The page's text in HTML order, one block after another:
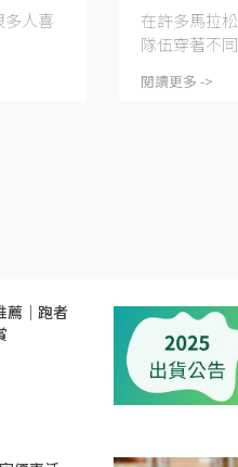
人喜
在許多馬拉
隊伍穿著不
閱讀更多 ->
薦｜跑者